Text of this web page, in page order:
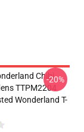
Chibi
TTPM2204
Wonderland T-
-20%